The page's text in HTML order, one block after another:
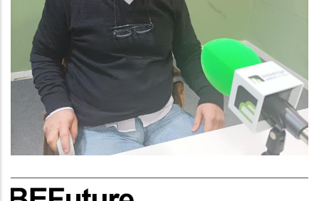
ENTREVISTA A CARLOS PADILLA.
CONSELLER DE GOVERN OBERT AL
CONSELL COMARCAL